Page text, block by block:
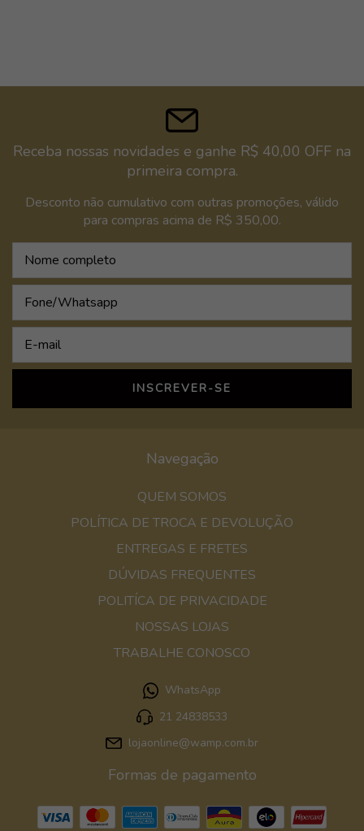
Receba nossas novidades e ganhe R$ 40,00 OFF na
primeira compra.
Desconto não cumulativo com outras promoções, válido
para compras acima de R$ 350,00.
Navegação
QUEM SOMOS
POLÍTICA DE TROCA E DEVOLUÇÃO
ENTREGAS E FRETES
DÚVIDAS FREQUENTES
POLITÍCA DE PRIVACIDADE
NOSSAS LOJAS
TRABALHE CONOSCO
WhatsApp
21 24838533
lojaonline@wamp.com.br
Formas de pagamento